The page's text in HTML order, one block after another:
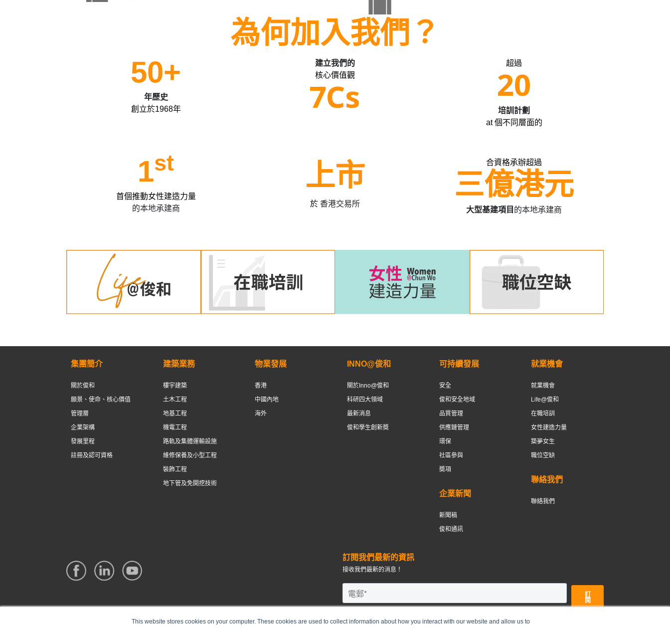
This website stores cookies on your computer. These cookies are used to collect information about how you interact with our website and allow us to
為何加入我們？
50+
年歷史
創立於1968年
建立我們的
核心價值觀
7Cs
超過
20
培訓計劃
at 個不同層面的
1st
首個推動女性建造力量
的本地承建商
上市
於香港交易所
合資格承辦超過
三億港元
大型基建項目 的本地承建商
集團簡介
關於俊和
願景、使命、核心價值
管理層
企業架構
發展里程
註冊及認可資格
建築業務
樓宇建築
土木工程
地基工程
機電工程
路軌及集體運輸設施
維修保養及小型工程
裝飾工程
地下管及免開挖技術
物業發展
香港
中國內地
海外
INNO@俊和
關於Inno@俊和
科研四大領域
最新消息
俊和學生創新奬
可持續發展
安全
俊和安全地域
品質管理
供應鏈管理
環保
社區參與
奬項
企業新聞
新聞稿
俊和通訊
就業機會
就業機會
Life@俊和
在職培訓
女性建造力量
築夢女生
職位空缺
聯絡我們
聯絡我們
訂閱我們最新的資訊
接收我們最新的消息！